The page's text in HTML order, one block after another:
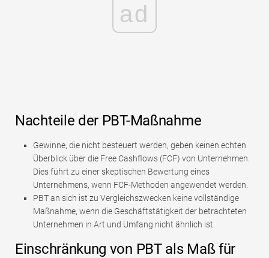
ad
Nachteile der PBT-Maßnahme
Gewinne, die nicht besteuert werden, geben keinen echten
Überblick über die Free Cashflows (FCF) von Unternehmen.
Dies führt zu einer skeptischen Bewertung eines
Unternehmens, wenn FCF-Methoden angewendet werden.
PBT an sich ist zu Vergleichszwecken keine vollständige
Maßnahme, wenn die Geschäftstätigkeit der betrachteten
Unternehmen in Art und Umfang nicht ähnlich ist.
Einschränkung von PBT als Maß für